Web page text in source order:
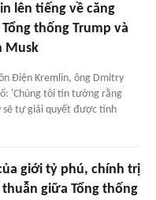
lên tiếng về căng
thống Trump và
Musk
Điện Kremlin, ông Dmitry
'Chúng tôi tin tưởng rằng
sẽ tự giải quyết được tình
giới tỷ phú, chính trị
giữa Tổng thống